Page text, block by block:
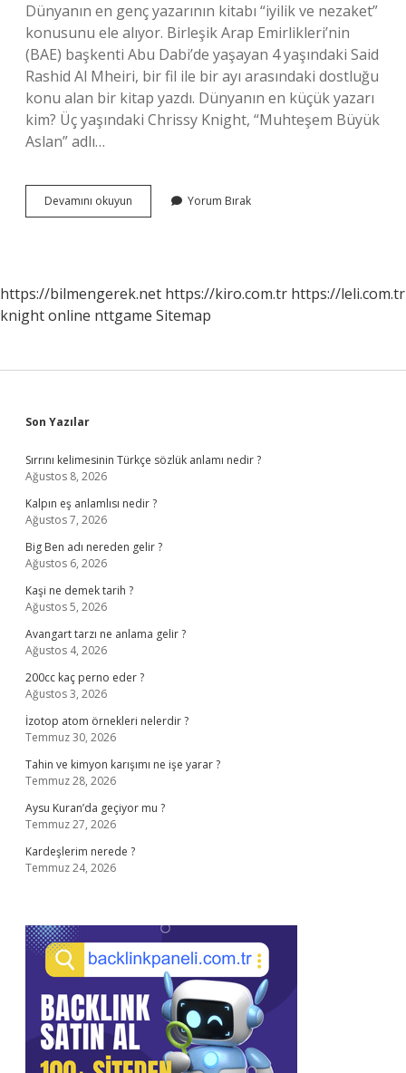
Dünyanın en genç yazarının kitabı “iyilik ve nezaket”
konusunu ele alıyor. Birleşik Arap Emirlikleri’nin
(BAE) başkenti Abu Dabi’de yaşayan 4 yaşındaki Said
Rashid Al Mheiri, bir fil ile bir ayı arasındaki dostluğu
konu alan bir kitap yazdı. Dünyanın en küçük yazarı
kim? Üç yaşındaki Chrissy Knight, “Muhteşem Büyük
Aslan” adlı…
Devamını okuyun Türkiyenin
En
Yorum Bırak
https://bilmengerek.net https://kiro.com.tr https://leli.com.tr
knight online nttgame Sitemap
Sidebar
Son Yazılar
Sırrını kelimesinin Türkçe sözlük anlamı nedir ?
Ağustos 8, 2026
Kalpın eş anlamlısı nedir ?
Ağustos 7, 2026
Big Ben adı nereden gelir ?
Ağustos 6, 2026
Kaşi ne demek tarih ?
Ağustos 5, 2026
Avangart tarzı ne anlama gelir ?
Ağustos 4, 2026
200cc kaç perno eder ?
Ağustos 3, 2026
İzotop atom örnekleri nelerdir ?
Temmuz 30, 2026
Tahin ve kimyon karışımı ne işe yarar ?
Temmuz 28, 2026
Aysu Kuran’da geçiyor mu ?
Temmuz 27, 2026
Kardeşlerim nerede ?
Temmuz 24, 2026